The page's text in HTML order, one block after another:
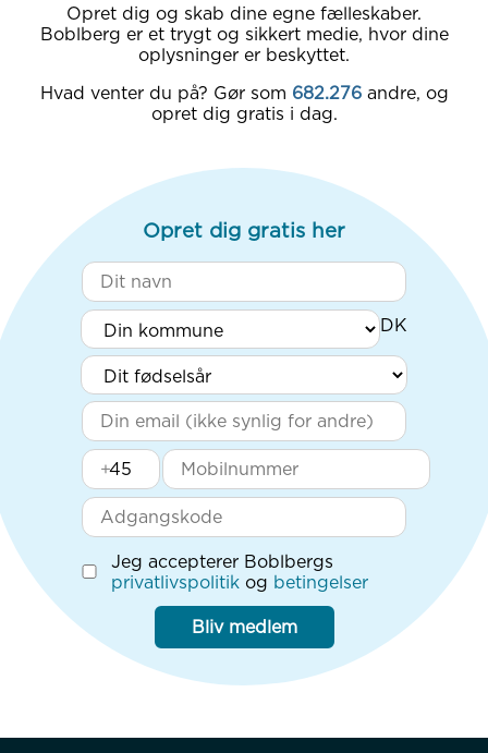
Opret dig og skab dine egne fælleskaber.
Boblberg er et trygt og sikkert medie, hvor dine
oplysninger er beskyttet.
Hvad venter du på? Gør som 682.276 andre, og
opret dig gratis i dag.
Opret dig gratis her
+
Jeg accepterer Boblbergs
privatlivspolitik og betingelser
Bliv medlem